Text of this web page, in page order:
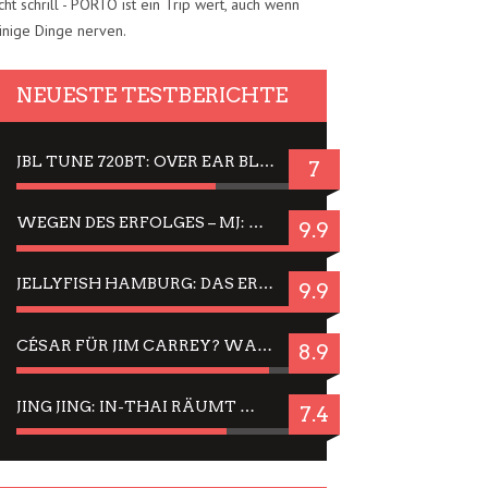
schrill - PORTO ist ein Trip wert, auch wenn
Dinge nerven.
NEUESTE TESTBERICHTE
JBL TUNE 720BT: OVER EAR BLUETOOTH KOPFHÖRER UM DIE 50,-€ IM DAUER-TEST 7
WEGEN DES ERFOLGES – MJ: MICHAEL JACKSON MUSICAL IN EINER MATINEE SEHEN 9.9
JELLYFISH HAMBURG: DAS ERFOLGREICHE SOMMER-MENÜ 2025 IN GEFÜHLEN UND BILDERN 9.9
CÉSAR FÜR JIM CARREY? WARUM DAS EINER DER NERVIGSTEN ACTORS IST UND BLEIBT 8.9
JING JING: IN-THAI RÄUMT WIEDER TITEL AB – EIN ZWEI-STUNDEN-ERLEBNISBERICHT 7.4